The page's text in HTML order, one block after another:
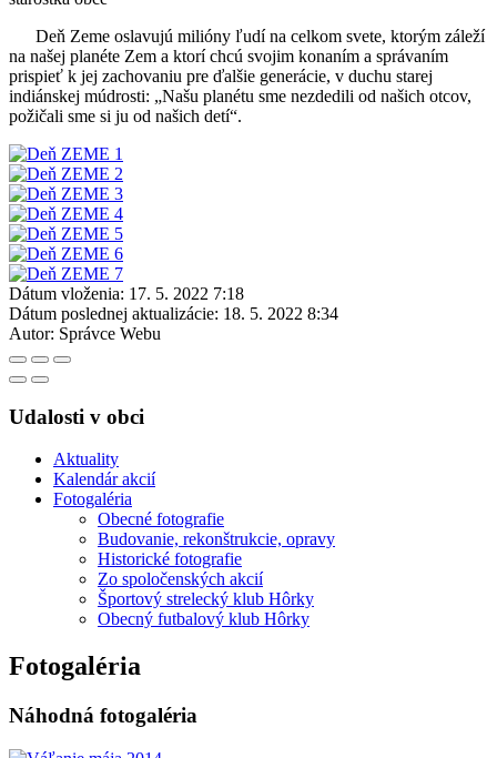
Deň Zeme oslavujú milióny ľudí na celkom svete, ktorým záleží
na našej planéte Zem a ktorí chcú svojim konaním a správaním
prispieť k jej zachovaniu pre ďalšie generácie, v duchu starej
indiánskej múdrosti: „Našu planétu sme nezdedili od našich otcov,
požičali sme si ju od našich detí“.
Dátum vloženia: 17. 5. 2022 7:18
Dátum poslednej aktualizácie: 18. 5. 2022 8:34
Autor: Správce Webu
Udalosti v obci
Aktuality
Kalendár akcií
Fotogaléria
Obecné fotografie
Budovanie, rekonštrukcie, opravy
Historické fotografie
Zo spoločenských akcií
Športový strelecký klub Hôrky
Obecný futbalový klub Hôrky
Fotogaléria
Náhodná fotogaléria